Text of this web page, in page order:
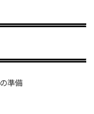
準備